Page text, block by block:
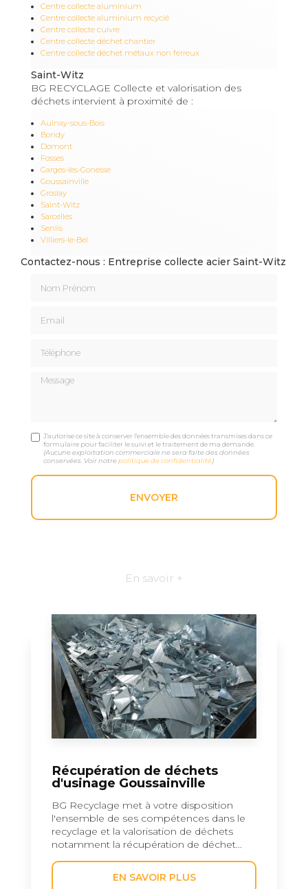
Centre collecte aluminium
Centre collecte aluminium recyclé
Centre collecte cuivre
Centre collecte déchet chantier
Centre collecte déchet métaux non ferreux
Saint-Witz
BG RECYCLAGE Collecte et valorisation des
déchets intervient à proximité de :
Aulnay-sous-Bois
Bondy
Domont
Fosses
Garges-lès-Gonesse
Goussainville
Groslay
Saint-Witz
Sarcelles
Senlis
Villiers-le-Bel
Contactez-nous : Entreprise collecte acier Saint-Witz
Message
J'autorise ce site à conserver l'ensemble des données transmises dans ce
formulaire pour faciliter le suivi et le traitement de ma demande.
(Aucune exploitation commerciale ne sera faite des données
conservées. Voir notrepolitique de confidentialité)
En savoir +
Récupération de déchets
d'usinage Goussainville
BG Recyclage met à votre disposition
l'ensemble de ses compétences dans le
recyclage et la valorisation de déchets
notamment la récupération de déchet...
EN SAVOIR PLUS